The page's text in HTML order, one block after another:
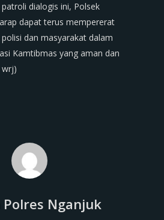
dialogis ini, Polsek
dapat terus mempererat
dan masyarakat dalam
Kamtibmas yang aman dan
wrj)
Nganjuk